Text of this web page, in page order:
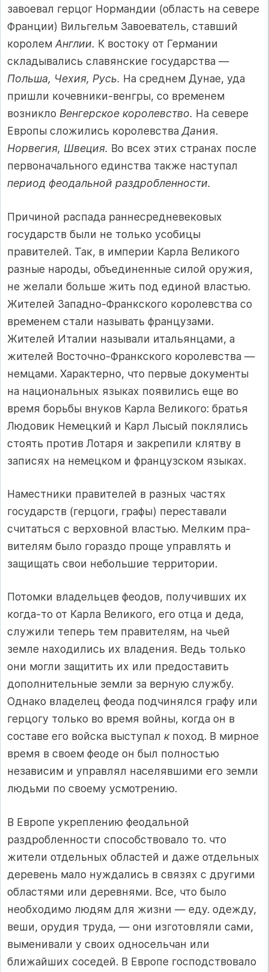
завоевал герцог Нормандии (область на севере
Франции) Вильгельм Завоеватель, ставший
королем Англии. К востоку от Германии
складывались славянские государства —
Польша, Чехия, Русь. На среднем Дунае, уда
пришли кочевники-венгры, со временем
возникло Венгерское королевство. На севере
Европы сложились королевства Дания.
Норвегия, Швеция. Во всех этих странах после
первоначального единства также наступал
период феодальной раздробленности.
Причиной распада раннесредневековых
государств были не только усобицы
правителей. Так, в империи Карла Великого
разные народы, объединенные силой оружия,
не желали больше жить под единой властью.
Жителей Западно-Франкского королевства со
временем стали называть французами.
Жителей Италии называ­ли итальянцами, а
жителей Восточно-Франкского королевства —
немцами. Характерно, что первые документы
на национальных языках появились еще во
время борьбы внуков Карла Великого: братья
Людовик Немецкий и Карл Лысый поклялись
стоять про­тив Лотаря и закрепили клятву в
записях на немецком и фран­цузском языках.
Наместники правителей в разных частях
государств (герцоги, графы) переставали
считаться с верховной властью. Мелким пра­
вителям было гораздо проще управлять и
защищать свои неболь­шие территории.
Потомки владельцев феодов, получивших их
когда-то от Карла Великого, его отца и деда,
служили теперь тем правителям, на чьей
земле находились их владения. Ведь только
они могли защи­тить их или предоставить
дополнительные земли за верную служ­бу.
Однако владелец феода подчинялся графу или
герцогу только во время войны, когда он в
составе его войска выступал к поход. В мирное
время в своем феоде он был полностью
независим и управлял населявшими его земли
людьми по своему усмотрению.
В Европе укреплению феодальной
раздробленности способствовало то. что
жители отдельных областей и даже отдельных
дере­вень мало нуждались в связях с другими
областями или деревнями. Все, что было
необходимо людям для жизни — еду. одежду,
веши, орудия труда, — они изготовляли сами,
выменивали у своих од­носельчан или
ближайших соседей. В Европе господствовало